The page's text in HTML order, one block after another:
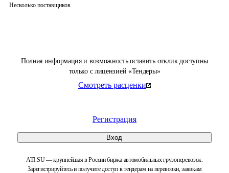
Полная информация и возможность оставить отклик доступны
только с лицензией «Тендеры»
Смотреть расценки
Регистрация
Вход
ATI.SU — крупнейшая в России биржа автомобильных грузоперевозок.
Зарегистрируйтесь и получите доступ к тендерам на перевозки, заявкам
Несколько поставщиков